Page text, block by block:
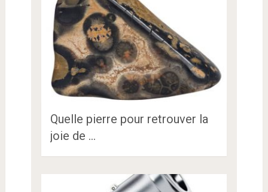
Quelle pierre pour retrouver la
joie de …